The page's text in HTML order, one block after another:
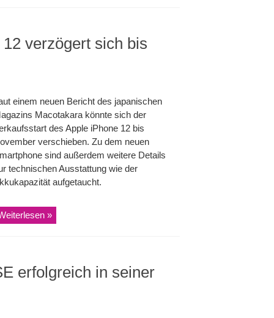
verzögert sich bis
einem neuen Bericht des japanischen
Macotakara könnte sich der
des Apple iPhone 12 bis
verschieben. Zu dem neuen
sind außerdem weitere Details
technischen Ausstattung wie der
aufgetaucht.
»
erfolgreich in seiner